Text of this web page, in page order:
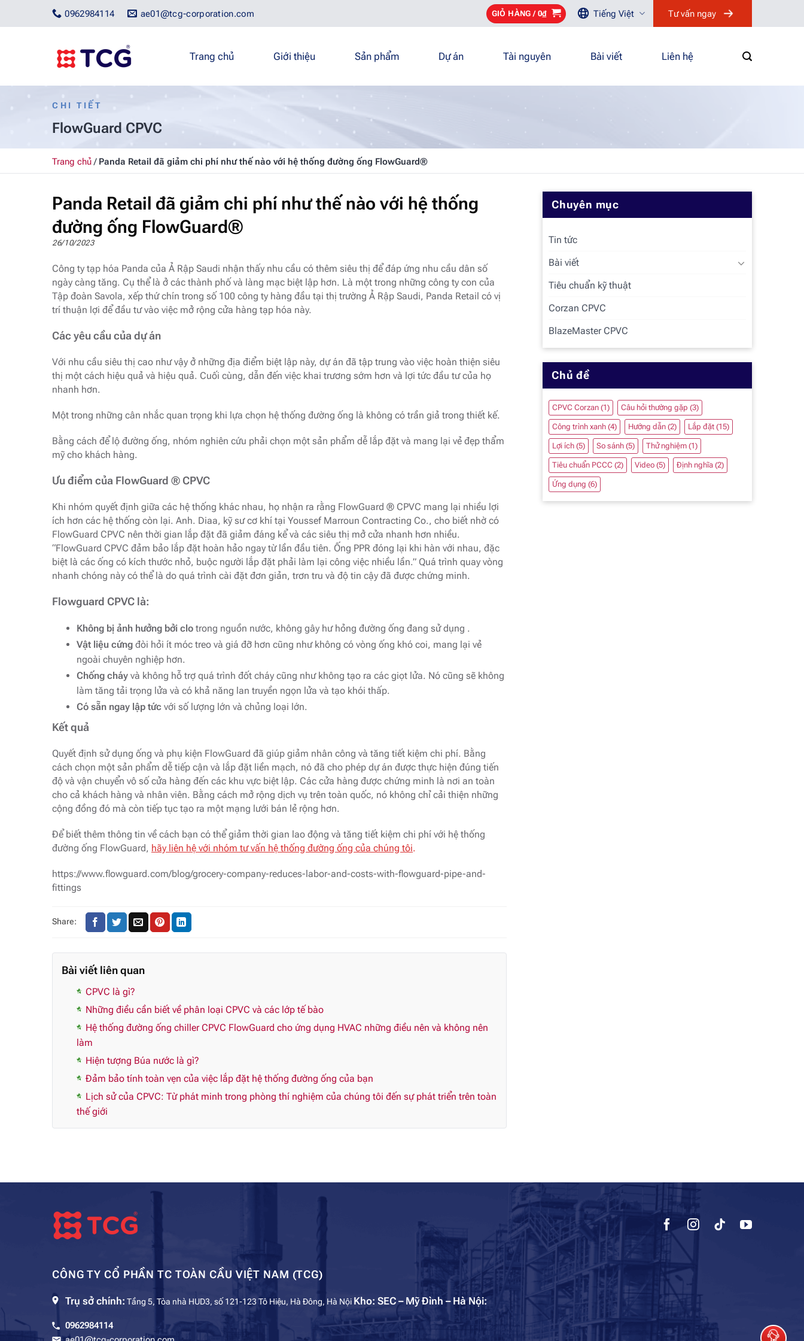
ae01@tcg-corporation.com
0962984114 GIỎ HÀNG / 0₫ Tiếng Việt Tư vấn ngay
Trang chủ Giới thiệu Sản phẩm Dự án Tài nguyên Bài viết Liên hệ
CHI TIẾT
FlowGuard CPVC
Trang chủ/ Panda Retail đã giảm chi phí như thế nào với hệ thống đường ống FlowGuard®
Panda Retail đã giảm chi phí như thế nào với hệ thống
đường ống FlowGuard®
26/10/2023
Công ty tạp hóa Panda của Ả Rập Saudi nhận thấy nhu cầu có thêm siêu thị để đáp ứng nhu cầu dân số
ngày càng tăng. Cụ thể là ở các thành phố và làng mạc biệt lập hơn. Là một trong những công ty con của
Tập đoàn Savola, xếp thứ chín trong số 100 công ty hàng đầu tại thị trường Ả Rập Saudi, Panda Retail có vị
trí thuận lợi để đầu tư vào việc mở rộng cửa hàng tạp hóa này.
Các yêu cầu của dự án
Với nhu cầu siêu thị cao như vậy ở những địa điểm biệt lập này, dự án đã tập trung vào việc hoàn thiện siêu
thị một cách hiệu quả và hiệu quả. Cuối cùng, dẫn đến việc khai trương sớm hơn và lợi tức đầu tư của họ
nhanh hơn.
Một trong những cân nhắc quan trọng khi lựa chọn hệ thống đường ống là không có trần giả trong thiết kế.
Bằng cách để lộ đường ống, nhóm nghiên cứu phải chọn một sản phẩm dễ lắp đặt và mang lại vẻ đẹp thẩm
mỹ cho khách hàng.
Ưu điểm của FlowGuard ® CPVC
Khi nhóm quyết định giữa các hệ thống khác nhau, họ nhận ra rằng FlowGuard ® CPVC mang lại nhiều lợi
ích hơn các hệ thống còn lại. Anh. Diaa, kỹ sư cơ khí tại Youssef Marroun Contracting Co., cho biết nhờ có
FlowGuard CPVC nên thời gian lắp đặt đã giảm đáng kể và các siêu thị mở cửa nhanh hơn nhiều.
“FlowGuard CPVC đảm bảo lắp đặt hoàn hảo ngay từ lần đầu tiên. Ống PPR đóng lại khi hàn với nhau, đặc
biệt là các ống có kích thước nhỏ, buộc người lắp đặt phải làm lại công việc nhiều lần.” Quá trình quay vòng
nhanh chóng này có thể là do quá trình cài đặt đơn giản, trơn tru và độ tin cậy đã được chứng minh.
Flowguard CPVC là:
Không bị ảnh hưởng bởi clotrong nguồn nước, không gây hư hỏng đường ống đang sử dụng .
Vật liệu cứngđòi hỏi ít móc treo và giá đỡ hơn cũng như không có vòng ống khó coi, mang lại vẻ
ngoài chuyên nghiệp hơn.
Chống cháyvà không hỗ trợ quá trình đốt cháy cũng như không tạo ra các giọt lửa. Nó cũng sẽ không
làm tăng tải trọng lửa và có khả năng lan truyền ngọn lửa và tạo khói thấp.
Có sẵn ngay lập tức với số lượng lớn và chủng loại lớn.
Kết quả
Quyết định sử dụng ống và phụ kiện FlowGuard đã giúp giảm nhân công và tăng tiết kiệm chi phí. Bằng
cách chọn một sản phẩm dễ tiếp cận và lắp đặt liền mạch, nó đã cho phép dự án được thực hiện đúng tiến
độ và vận chuyển vô số cửa hàng đến các khu vực biệt lập. Các cửa hàng được chứng minh là nơi an toàn
cho cả khách hàng và nhân viên. Bằng cách mở rộng dịch vụ trên toàn quốc, nó không chỉ cải thiện những
cộng đồng đó mà còn tiếp tục tạo ra một mạng lưới bán lẻ rộng hơn.
Để biết thêm thông tin về cách bạn có thể giảm thời gian lao động và tăng tiết kiệm chi phí với hệ thống
đường ống FlowGuard, hãy liên hệ với nhóm tư vấn hệ thống đường ống của chúng tôi.
https://www.flowguard.com/blog/grocery-company-reduces-labor-and-costs-with-flowguard-pipe-and-
fittings
Share:
Bài viết liên quan
CPVC là gì?
Những điều cần biết về phân loại CPVC và các lớp tế bào
Hệ thống đường ống chiller CPVC FlowGuard cho ứng dụng HVAC những điều nên và không nên
làm
Hiện tượng Búa nước là gì?
Đảm bảo tính toàn vẹn của việc lắp đặt hệ thống đường ống của bạn
Lịch sử của CPVC: Từ phát minh trong phòng thí nghiệm của chúng tôi đến sự phát triển trên toàn
thế giới
Chuyên mục
Tin tức
Bài viết
Tiêu chuẩn kỹ thuật
Corzan CPVC
BlazeMaster CPVC
Chủ đề
CPVC Corzan (1) Câu hỏi thường gặp (3)
Công trình xanh (4) Hướng dẫn (2) Lắp đặt (15)
Lợi ích (5) So sánh (5) Thử nghiệm (1)
Tiêu chuẩn PCCC (2) Video (5) Định nghĩa (2)
Ứng dụng (6)
CÔNG TY CỔ PHẦN TC TOÀN CẦU VIỆT NAM (TCG)
Trụ sở chính: Tầng 5, Tòa nhà HUD3, số 121-123 Tô Hiệu, Hà Đông, Hà Nội Kho: SEC – Mỹ Đình – Hà Nội:
0962984114